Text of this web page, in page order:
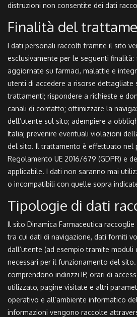
distruzioni non consentite dei dati
Finalità del
I dati personali raccolti tramite il sito
esclusivamente per le seguenti
aggiornate su farmaci, malattie e
utenti di accedere a risorse dettagliate
trattamenti; rispondere a richieste e
canali di contatto; ottimizzare la
dell’utente sul sito; adempiere a
Italia; prevenire eventuali violazioni
del sito. Il trattamento è effettuato nel
Regolamento UE 2016/679 (GDPR) e
applicabile. I dati non saranno mai
o incompatibili con quelle sopra
Tipologie di dati
Il sito Dinamica Farmaceutica
tra cui dati di navigazione, dati forniti
dall’utente (ad esempio tramite
necessari per il funzionamento del
comprendono indirizzi IP, orari di
utilizzato, pagine visitate e altri
operativo e all’ambiente informatico
informazioni vengono raccolte